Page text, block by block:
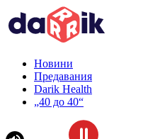
Новини
Предавания
Darik Health
„40 до 40“